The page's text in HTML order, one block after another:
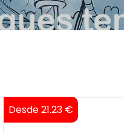
Desde 21.23 €